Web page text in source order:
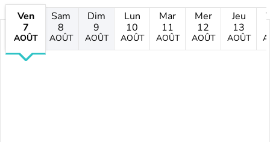
Ven
7
AOÛT
Sam
8
AOÛT
Dim
9
AOÛT
Lun
10
AOÛT
Mar
11
AOÛT
Mer
12
AOÛT
Jeu
13
AOÛT